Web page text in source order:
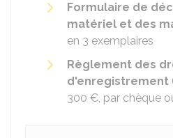
Formulaire de
matériel et des
en 3 exemplaires
Règlement des
d'enregistrement
300 €, par chèque